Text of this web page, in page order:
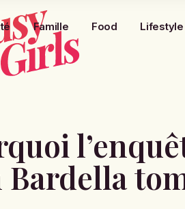
Famille Food Lifestyle